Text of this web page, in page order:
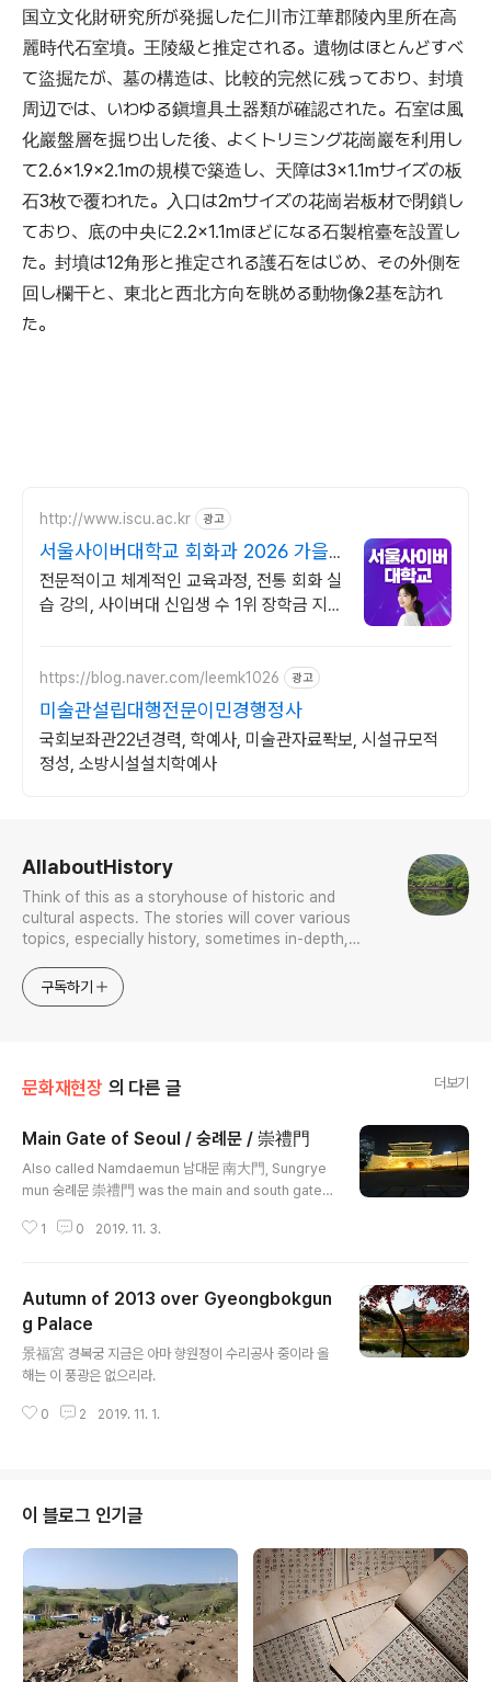
国立文化財研究所が発掘した仁川市江華郡陵內里所在高
麗時代石室墳。王陵級と推定される。遺物はほとんどすべ
て盜掘たが、墓の構造は、比較的完然に残っており、封墳
周辺では、いわゆる鎭壇具土器類が確認された。石室は風
化巖盤層を掘り出した後、よくトリミング花崗巖を利用し
て2.6×1.9×2.1mの規模で築造し、天障は3×1.1mサイズの板
石3枚で覆われた。入口は2mサイズの花崗岩板材で閉鎖し
ており、底の中央に2.2×1.1mほどになる石製棺臺を設置し
た。封墳は12角形と推定される護石をはじめ、その外側を
回し欄干と、東北と西北方向を眺める動物像2基を訪れ
た。
http://www.iscu.ac.kr 광고
서울사이버대학교 회화과 2026 가을
학기 신편입생
전문적이고 체계적인 교육과정, 전통 회화 실
습 강의, 사이버대 신입생 수 1위 장학금 지
https://blog.naver.com/leemk1026 광고
미술관설립대행전문이민경행정사
국회보좌관22년경력, 학예사, 미술관자료퐉보, 시설규모적
정성, 소방시설설치학예사
AllaboutHistory
Think of this as a storyhouse of historic and
cultural aspects. The stories will cover various
topics, especially history, sometimes in-depth,
approach will be to resist any common sense or
generalized viewpoint
구독하기
문화재현장 의 다른 글 더보기
Main Gate of Seoul / 숭례문 / 崇禮門
Also called Namdaemun 남대문 南大門, Sungrye
mun 숭례문 崇禮門 was the main and south gate
oseon 조선 朝鮮 dynasty. Today the gate is one
1 0 2019. 11. 3.
Autumn of 2013 over Gyeongbokgun
g Palace
景福宮 경복궁 지금은 아마 향원정이 수리공사 중이라 올
해는 이 풍광은 없으리라.
0 2 2019. 11. 1.
이 블로그 인기글